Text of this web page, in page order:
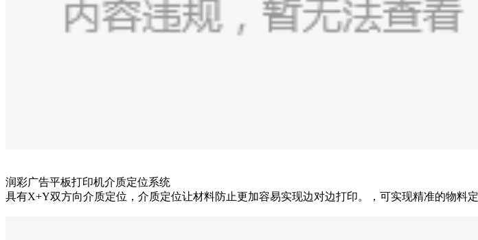
润彩广告平板打印机介质定位系统
具有X+Y双方向介质定位，介质定位让材料防止更加容易实现边对边打印。，可实现精准的物料